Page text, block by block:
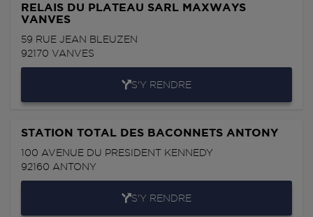
RELAIS DU PLATEAU SARL MAXWAYS
VANVES
59 RUE JEAN BLEUZEN
92170 VANVES
S'Y RENDRE
STATION TOTAL DES BACONNETS ANTONY
100 AVENUE DU PRESIDENT KENNEDY
92160 ANTONY
S'Y RENDRE